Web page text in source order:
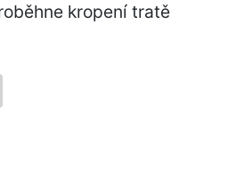
kropení tratě